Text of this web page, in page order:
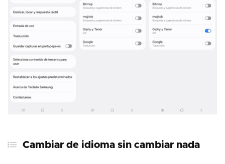
Cambiar de idioma sin cambiar nada